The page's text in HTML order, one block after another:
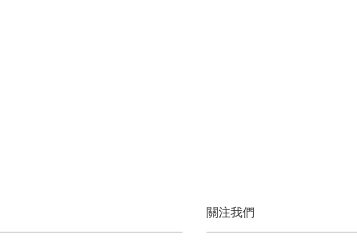
關注我們